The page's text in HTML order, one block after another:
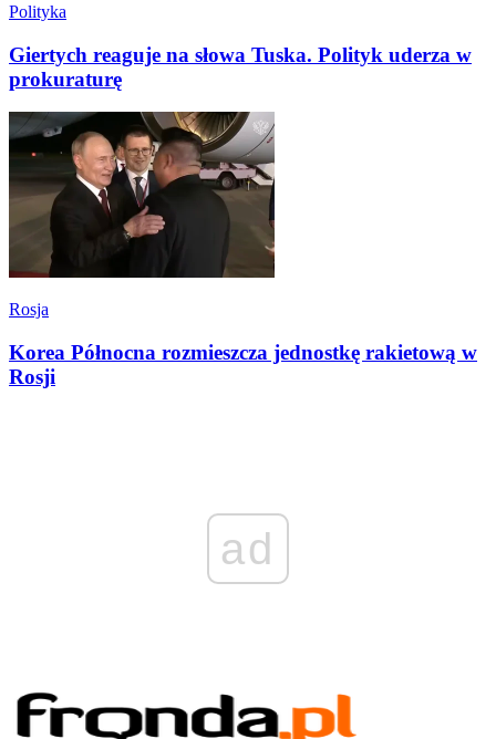
Polityka
Giertych reaguje na słowa Tuska. Polityk uderza w
prokuraturę
Rosja
Korea Północna rozmieszcza jednostkę rakietową w
Rosji
ad